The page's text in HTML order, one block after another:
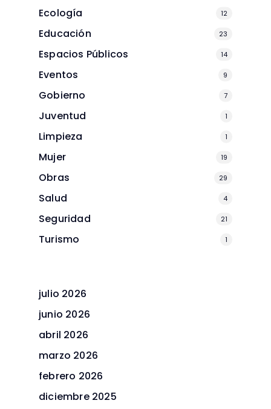
Ecología 12
Educación 23
Espacios Públicos 14
Eventos 9
Gobierno 7
Juventud 1
Limpieza 1
Mujer 19
Obras 29
Salud 4
Seguridad 21
Turismo 1
julio 2026
junio 2026
abril 2026
marzo 2026
febrero 2026
diciembre 2025